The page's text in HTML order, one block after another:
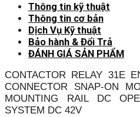
Thông tin kỹ thuật
Thông tin cơ bản
Dịch Vụ Kỹ thuật
Bảo hành & Đổi Trả
ĐÁNH GIÁ SẢN PHẨM
CONTACTOR RELAY 31E
CONNECTOR SNAP-ON
MOUNTING RAIL DC
SYSTEM DC 42V